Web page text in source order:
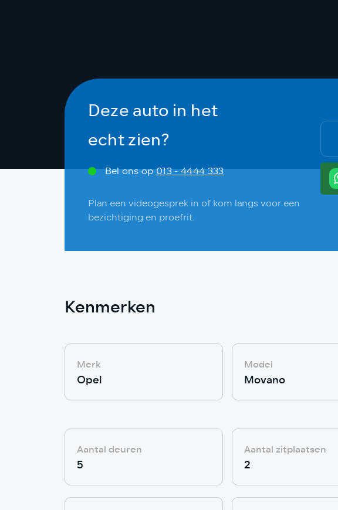
Deze auto in het
echt zien?
Bel ons op013 - 4444 333
Plan een videogesprek in of kom langs voor een
bezichtiging en proefrit.
Kenmerken
Merk
Opel
Model
Movano
Aantal deuren
5
Aantal zitplaatsen
2